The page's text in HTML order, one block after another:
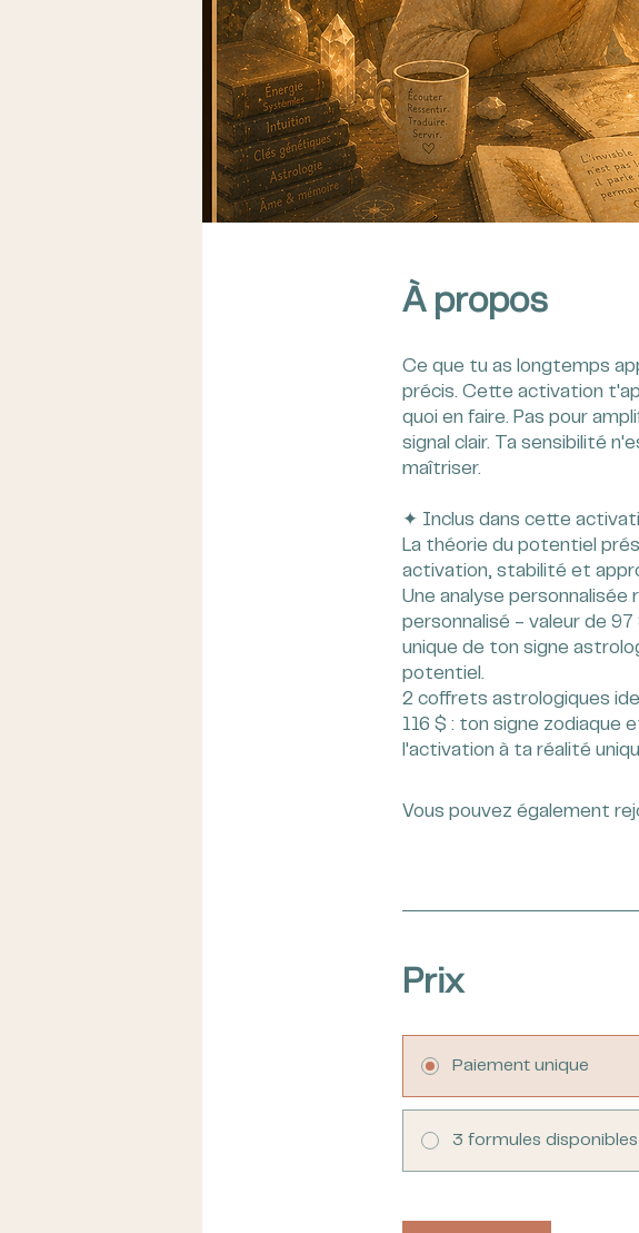
À propos
Ce que tu as longtemps
précis. Cette activation
quoi en faire. Pas pour
signal clair. Ta sensibilité
maîtriser.
✦ Inclus dans cette
La théorie du potentiel
activation, stabilité et
Une analyse
personnalisé - valeur de 97
unique de ton signe
potentiel.
2 coffrets astrologiques
116 $ : ton signe zodiaque
Vous pouvez également
Prix
Paiement unique
3 formules disponibles